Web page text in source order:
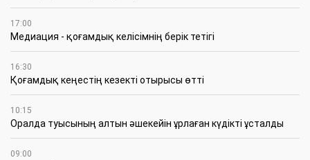
17:00
Медиация - қоғамдық келісімнің берік тетігі
16:30
Қоғамдық кеңестің кезекті отырысы өтті
10:15
Оралда туысының алтын әшекейін ұрлаған күдікті ұсталды
09:00